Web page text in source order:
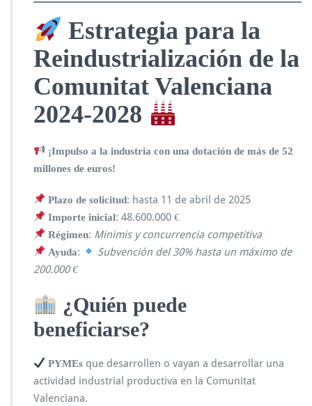
Estrategia para la
Reindustrialización de la
Comunitat Valenciana
2024-2028
¡Impulso a la industria con una dotación de más de 52
millones de euros!
Plazo de solicitud: hasta 11 de abril de 2025
Importe inicial: 48.600.000 €
Régimen: Minimis y concurrencia competitiva
Ayuda:
Subvención del 30% hasta un máximo de
200.000 €
¿Quién puede
beneficiarse?
PYMEs que desarrollen o vayan a desarrollar una
actividad industrial productiva en la Comunitat
Valenciana.